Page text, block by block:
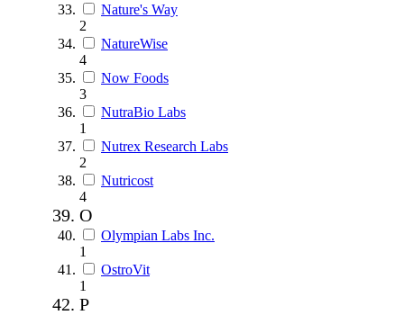
Nature's Way
2
NatureWise
4
Now Foods
3
NutraBio Labs
1
Nutrex Research Labs
2
Nutricost
4
O
Olympian Labs Inc.
1
OstroVit
1
P